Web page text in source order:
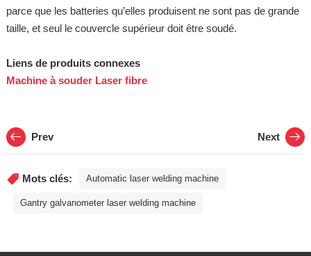
parce que les batteries qu’elles produisent ne sont pas de grande
taille, et seul le couvercle supérieur doit être soudé.
Liens de produits connexes
Machine à souder Laser fibre
Prev Next
Mots clés: Automatic laser welding machine
Gantry galvanometer laser welding machine